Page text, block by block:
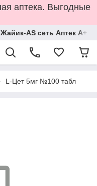
аптека. Выгодные
AS сеть Аптек А+
L-Цет 5мг №100 табл